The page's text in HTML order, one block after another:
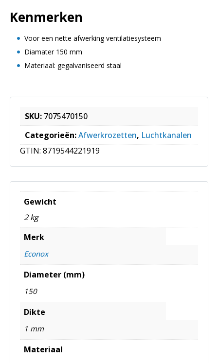
Kenmerken
Voor een nette afwerking ventilatiesysteem
Diamater 150 mm
Materiaal: gegalvaniseerd staal
SKU: 7075470150
Categorieën:Afwerkrozetten, Luchtkanalen
GTIN: 8719544221919
Gewicht
2 kg
Merk
Econox
Diameter (mm)
150
Dikte
1 mm
Materiaal